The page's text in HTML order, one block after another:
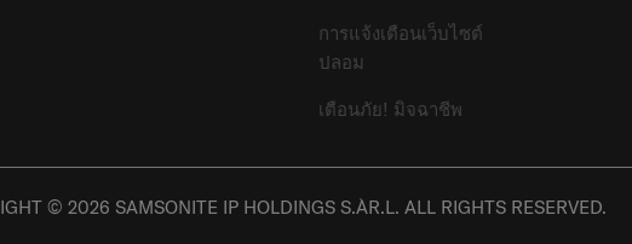
การแจ้งเตือนเว็บไซต์
ปลอม
เตือนภัย! มิจฉาชีพ
© 2026 SAMSONITE IP HOLDINGS S.ÀR.L. ALL RIGHTS RESERVED.